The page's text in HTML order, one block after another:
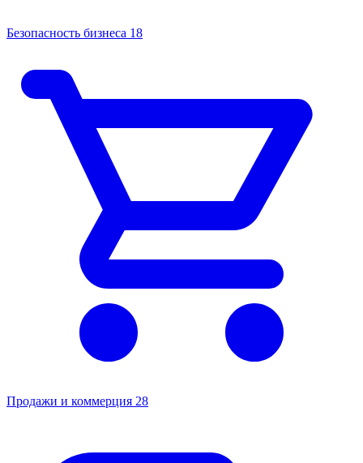
Безопасность бизнеса 18
Продажи и коммерция 28